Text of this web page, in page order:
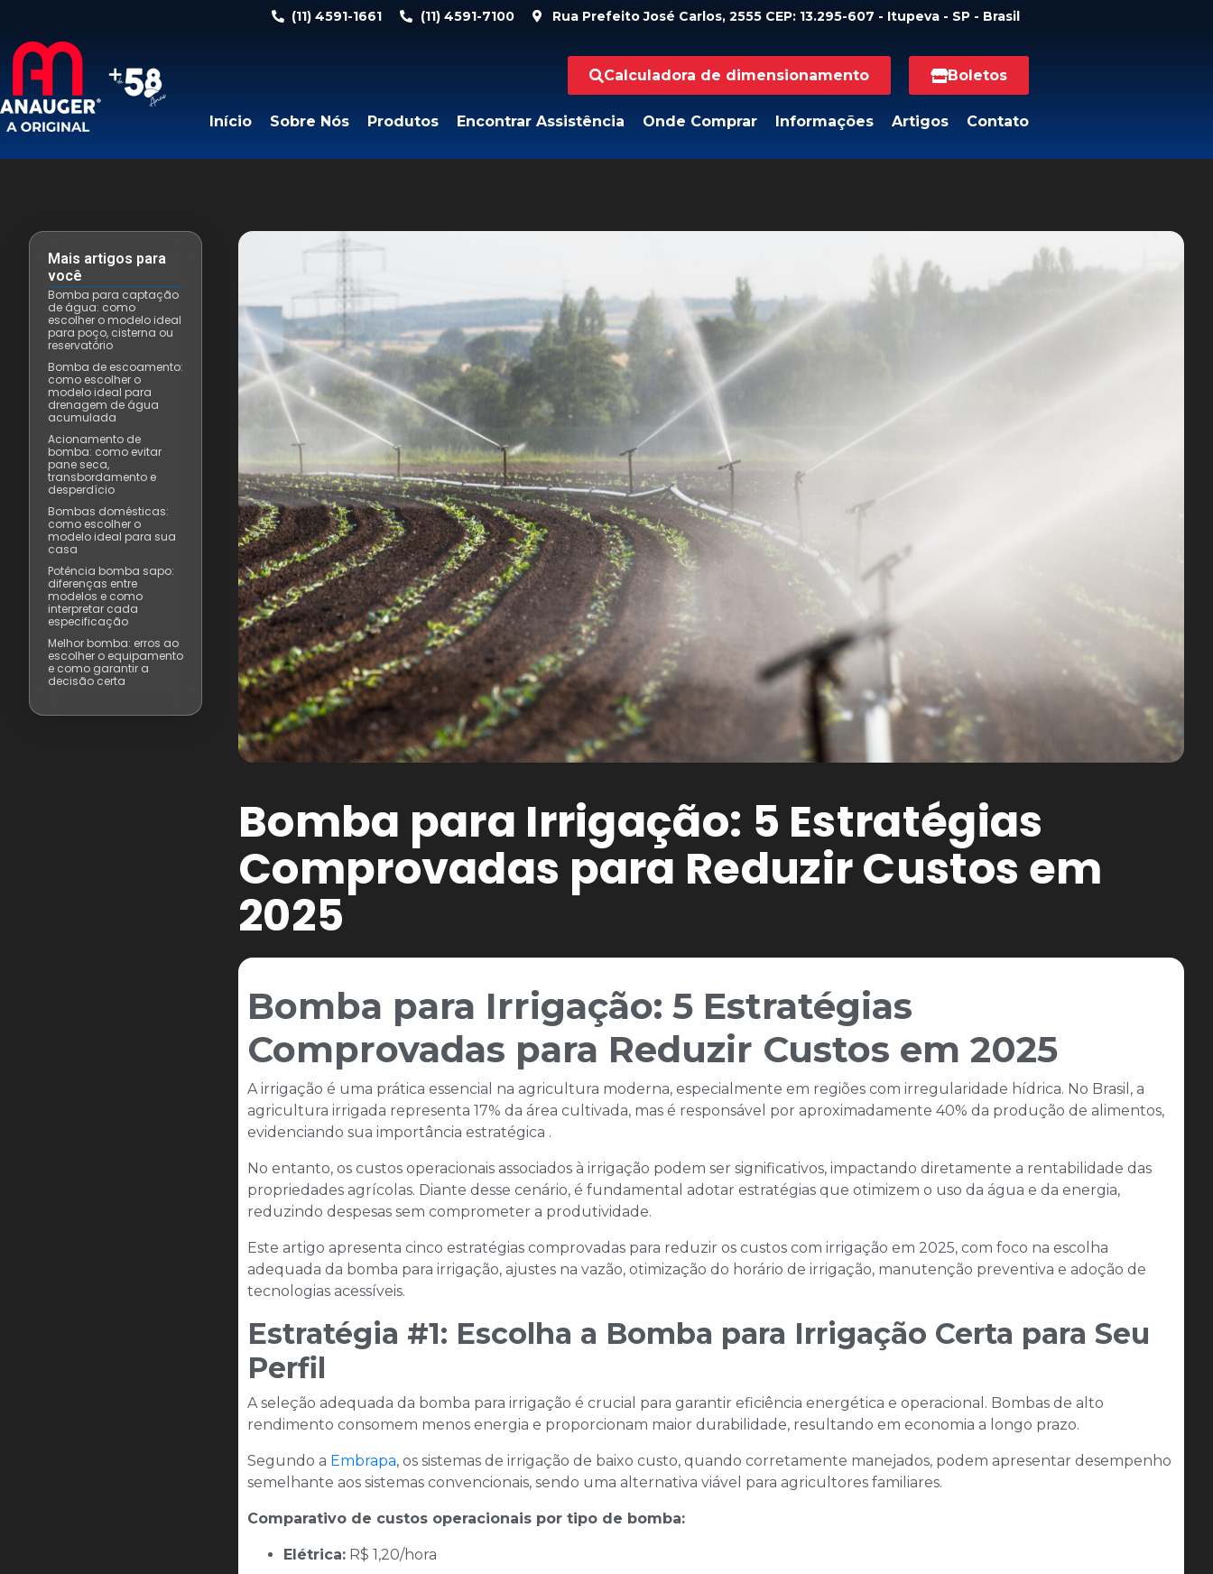
(11) 4591-1661 (11) 4591-7100 Rua Prefeito José Carlos, 2555 CEP: 13.295-607 - Itupeva - SP - Brasil
Calculadora de dimensionamento Boletos
Início Sobre Nós Produtos Encontrar Assistência Onde Comprar Informações Artigos Contato
Mais artigos para
você
Bomba para captação
de água: como
escolher o modelo ideal
para poço, cisterna ou
reservatório
Bomba de escoamento:
como escolher o
modelo ideal para
drenagem de água
acumulada
Acionamento de
bomba: como evitar
pane seca,
transbordamento e
desperdício
Bombas domésticas:
como escolher o
modelo ideal para sua
casa
Potência bomba sapo:
diferenças entre
modelos e como
interpretar cada
especificação
Melhor bomba: erros ao
escolher o equipamento
e como garantir a
decisão certa
Bomba para Irrigação: 5 Estratégias
Comprovadas para Reduzir Custos em
2025
Bomba para Irrigação: 5 Estratégias
Comprovadas para Reduzir Custos em 2025
A irrigação é uma prática essencial na agricultura moderna, especialmente em regiões com irregularidade hídrica. No Brasil, a
agricultura irrigada representa 17% da área cultivada, mas é responsável por aproximadamente 40% da produção de alimentos,
evidenciando sua importância estratégica .​
No entanto, os custos operacionais associados à irrigação podem ser significativos, impactando diretamente a rentabilidade das
propriedades agrícolas. Diante desse cenário, é fundamental adotar estratégias que otimizem o uso da água e da energia,
reduzindo despesas sem comprometer a produtividade.​
Este artigo apresenta cinco estratégias comprovadas para reduzir os custos com irrigação em 2025, com foco na escolha
adequada da bomba para irrigação, ajustes na vazão, otimização do horário de irrigação, manutenção preventiva e adoção de
tecnologias acessíveis.​
Estratégia #1: Escolha a Bomba para Irrigação Certa para Seu
Perfil
A seleção adequada da bomba para irrigação é crucial para garantir eficiência energética e operacional. Bombas de alto
rendimento consomem menos energia e proporcionam maior durabilidade, resultando em economia a longo prazo.​
Segundo a Embrapa, os sistemas de irrigação de baixo custo, quando corretamente manejados, podem apresentar desempenho
semelhante aos sistemas convencionais, sendo uma alternativa viável para agricultores familiares.
Comparativo de custos operacionais por tipo de bomba:
Elétrica: R$ 1,20/hora